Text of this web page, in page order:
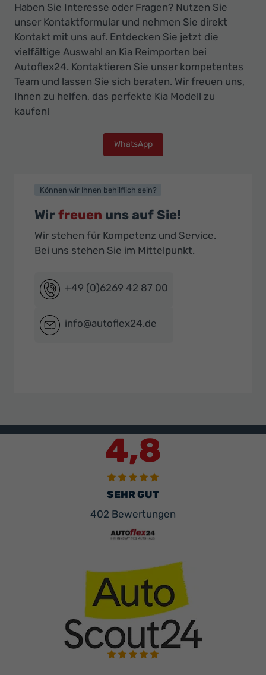
Haben Sie Interesse oder Fragen? Nutzen Sie
unser Kontaktformular und nehmen Sie direkt
Kontakt mit uns auf. Entdecken Sie jetzt die
vielfältige Auswahl an Kia Reimporten bei
Autoflex24. Kontaktieren Sie unser kompetentes
Team und lassen Sie sich beraten. Wir freuen uns,
Ihnen zu helfen, das perfekte Kia Modell zu
kaufen!
WhatsApp
Können wir Ihnen behilflich sein?
Wirfreuen uns auf Sie!
Wir stehen für Kompetenz und Service.
Bei uns stehen Sie im Mittelpunkt.
+49 (0)6269 42 87 00
info@autoflex24.de
4,8
SEHR GUT
402 Bewertungen